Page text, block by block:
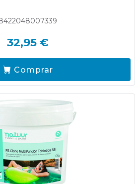
32,95 €
Comprar